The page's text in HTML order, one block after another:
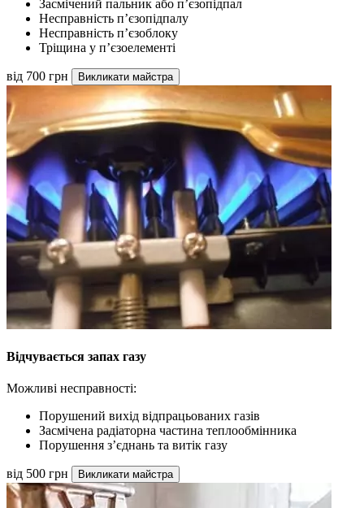
Засмічений пальник або п’єзопідпал
Несправність п’єзопідпалу
Несправність п’єзоблоку
Тріщина у п’єзоелементі
від 700 грн Викликати майстра
Відчувається запах газу
Можливі несправності:
Порушений вихід відпрацьованих газів
Засмічена радіаторна частина теплообмінника
Порушення з’єднань та витік газу
від 500 грн Викликати майстра